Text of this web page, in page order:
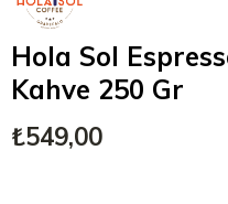
Hola Sol
Kahve 250 Gr
₺549,00